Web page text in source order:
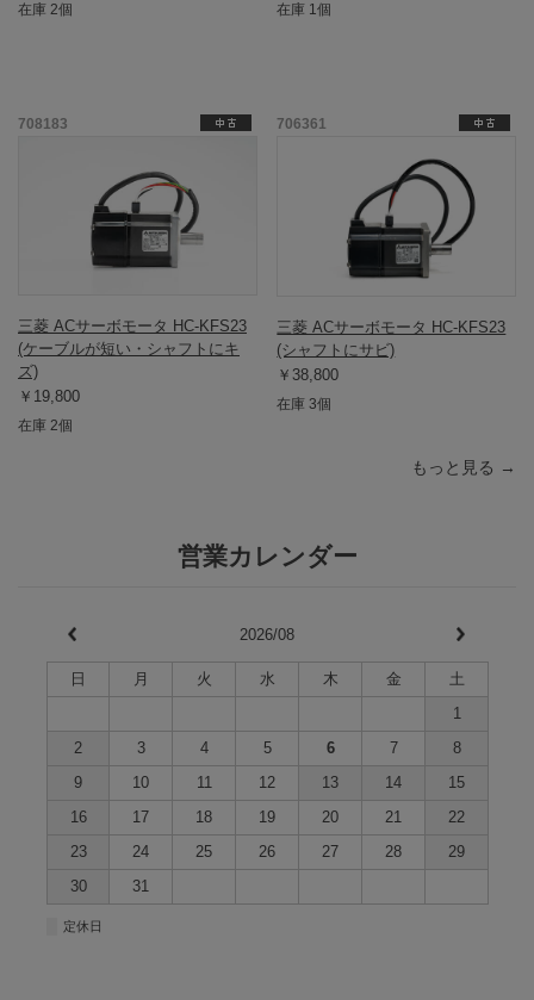
在庫 2個 在庫 1個
708183
三菱 ACサーボモータ HC-KFS23
(ケーブルが短い・シャフトにキ
ズ)
￥19,800
在庫 2個
706361
三菱 ACサーボモータ HC-KFS23
(シャフトにサビ)
￥38,800
在庫 3個
もっと見る →
営業カレンダー
2026/08
日 月 火 水 木 金
土
1
2
3 4 5 6 7
8
9
10 11 12 13 14
15
16
17 18 19 20 21
22
23
24 25 26 27 28
29
30
31
定休日